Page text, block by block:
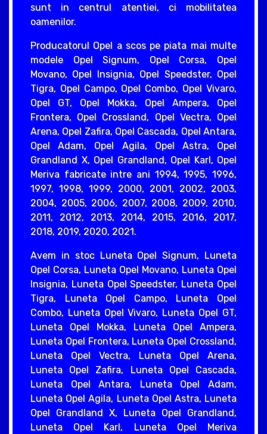
sunt in centrul atentiei, ci mobilitatea
oamenilor.
Producatorul Opel a scos pe piata mai multe
modele Opel Signum, Opel Corsa, Opel
Movano, Opel Insignia, Opel Speedster, Opel
Tigra, Opel Campo, Opel Combo, Opel Vivaro,
Opel GT, Opel Mokka, Opel Ampera, Opel
Frontera, Opel Crossland, Opel Vectra, Opel
Arena, Opel Zafira, Opel Cascada, Opel Antara,
Opel Adam, Opel Agila, Opel Astra, Opel
Grandland X, Opel Grandland, Opel Karl, Opel
Meriva fabricate intre ani 1994, 1995, 1996,
1997, 1998, 1999, 2000, 2001, 2002, 2003,
2004, 2005, 2006, 2007, 2008, 2009, 2010,
2011, 2012, 2013, 2014, 2015, 2016, 2017,
2018, 2019, 2020, 2021.
Avem in stoc Luneta Opel Signum, Luneta
Opel Corsa, Luneta Opel Movano, Luneta Opel
Insignia, Luneta Opel Speedster, Luneta Opel
Tigra, Luneta Opel Campo, Luneta Opel
Combo, Luneta Opel Vivaro, Luneta Opel GT,
Luneta Opel Mokka, Luneta Opel Ampera,
Luneta Opel Frontera, Luneta Opel Crossland,
Luneta Opel Vectra, Luneta Opel Arena,
Luneta Opel Zafira, Luneta Opel Cascada,
Luneta Opel Antara, Luneta Opel Adam,
Luneta Opel Agila, Luneta Opel Astra, Luneta
Opel Grandland X, Luneta Opel Grandland,
Luneta Opel Karl, Luneta Opel Meriva